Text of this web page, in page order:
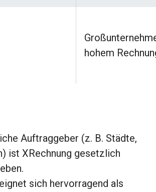
hohem
Auftraggeber (z. B. Städte,
ist XRechnung gesetzlich
sich hervorragend als